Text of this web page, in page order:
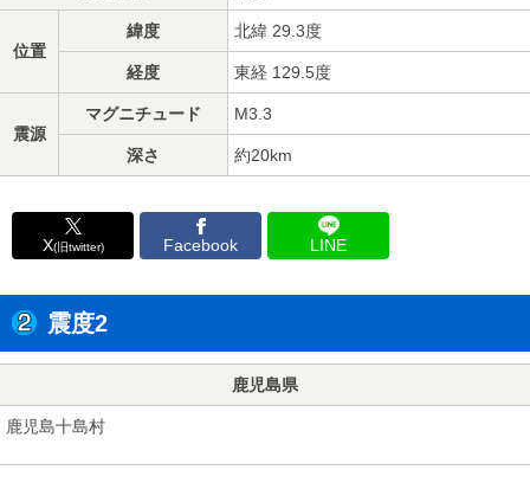
位置
緯度 北緯 29.3度
経度 東経 129.5度
震源
マグニチュード M3.3
深さ 約20km
X(旧twitter) Facebook LINE
震度2
鹿児島県
鹿児島十島村